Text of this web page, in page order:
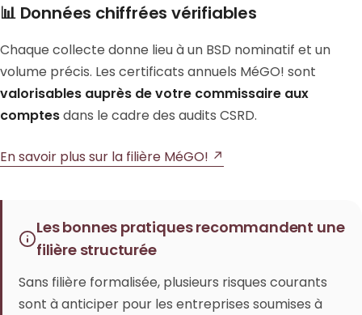
📊 Données chiffrées vérifiables
Chaque collecte donne lieu à un BSD nominatif et un
volume précis. Les certificats annuels MéGO! sont
valorisables auprès de votre commissaire aux
comptesdans le cadre des audits CSRD.
En savoir plus sur la filière MéGO! ↗
Les bonnes pratiques recommandent une
filière structurée
Sans filière formalisée, plusieurs risques courants
sont à anticiper pour les entreprises soumises à